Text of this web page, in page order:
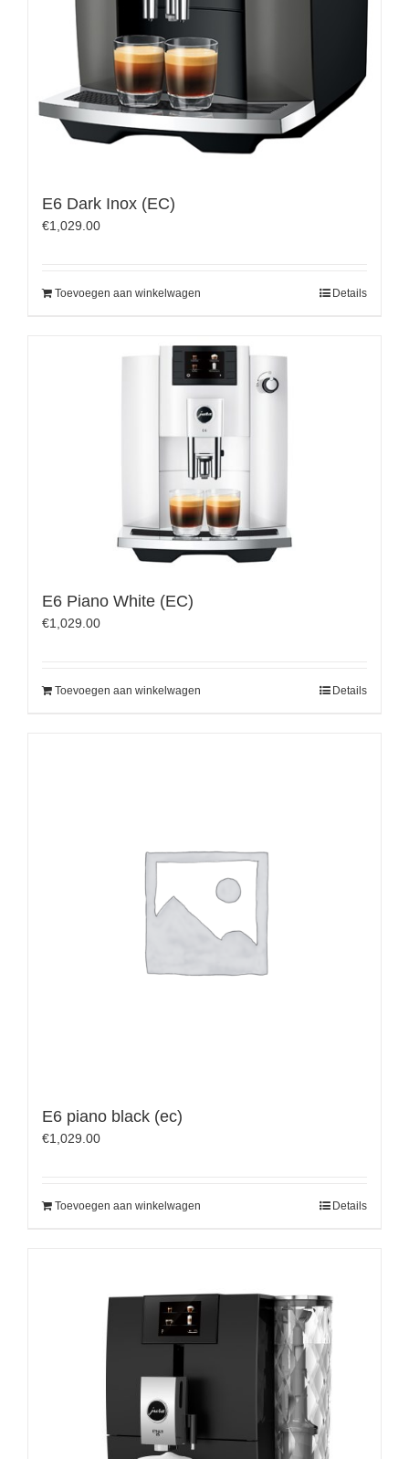
E6 Dark Inox (EC)
€1,029.00
Toevoegen aan winkelwagen Details
E6 Piano White (EC)
€1,029.00
Toevoegen aan winkelwagen Details
E6 piano black (ec)
€1,029.00
Toevoegen aan winkelwagen Details